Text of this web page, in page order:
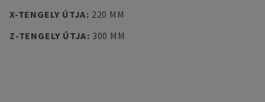
X-TENGELY ÚTJA: 220 MM
Z-TENGELY ÚTJA: 300 MM